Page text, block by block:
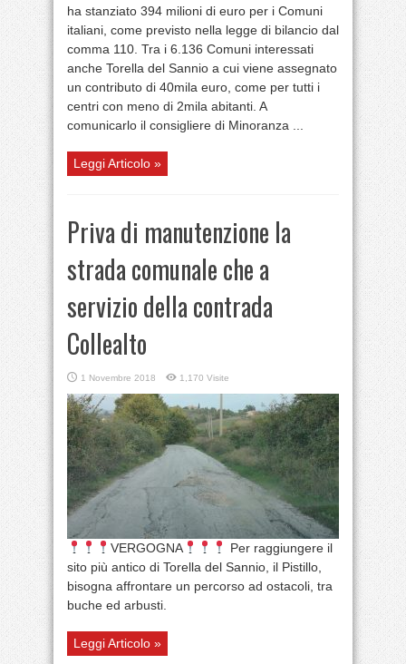
ha stanziato 394 milioni di euro per i Comuni
italiani, come previsto nella legge di bilancio dal
comma 110. Tra i 6.136 Comuni interessati
anche Torella del Sannio a cui viene assegnato
un contributo di 40mila euro, come per tutti i
centri con meno di 2mila abitanti. A
comunicarlo il consigliere di Minoranza ...
Leggi Articolo »
Priva di manutenzione la
strada comunale che a
servizio della contrada
Collealto
1 Novembre 2018 1,170 Visite
VERGOGNA
Per raggiungere il
sito più antico di Torella del Sannio, il Pistillo,
bisogna affrontare un percorso ad ostacoli, tra
buche ed arbusti.
Leggi Articolo »